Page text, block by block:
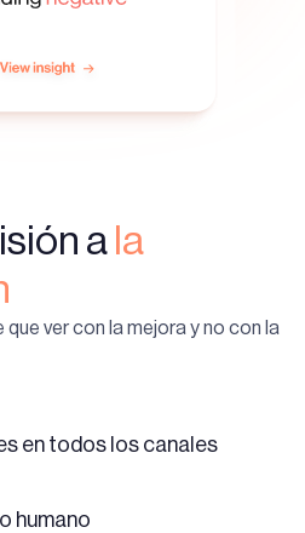
ala
ver con la mejora y no con la
en todos los canales
humano